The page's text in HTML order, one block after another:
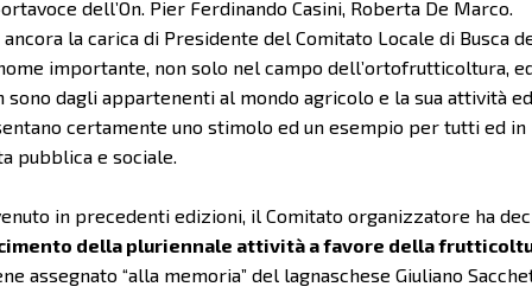
dell’On. Pier Ferdinando Casini, Roberta De Marco.
la carica di Presidente del Comitato Locale di Busca
importante, non solo nel campo dell’ortofrutticoltura,
dagli appartenenti al mondo agricolo e la sua attività
certamente uno stimolo ed un esempio per tutti ed in
pubblica e sociale.
in precedenti edizioni, il Comitato organizzatore ha
della pluriennale attività a favore della
assegnato “alla memoria” del lagnaschese Giuliano